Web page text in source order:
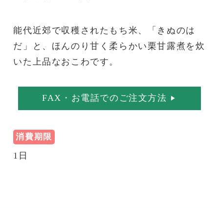
能代近郊で収穫されたもち米、「きぬのは
だ」と、ほんのり甘く柔らかい栗甘露煮を炊
いた上品なおこわです。
FAX・お電話でのご注文方法 ▶︎
消費期限
1日